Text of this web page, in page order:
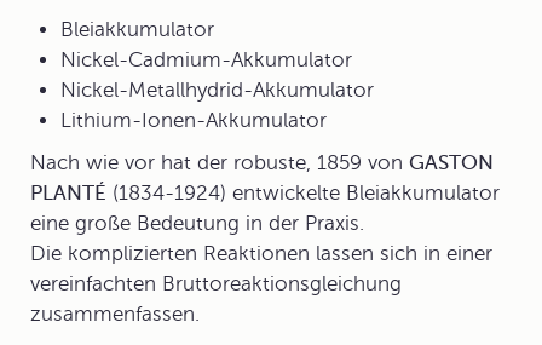
Bleiakkumulator
Nickel-Cadmium-Akkumulator
Nickel-Metallhydrid-Akkumulator
Lithium-Ionen-Akkumulator
Nach wie vor hat der robuste, 1859 von GASTON
PLANTÉ (1834-1924) entwickelte Bleiakkumulator
eine große Bedeutung in der Praxis.
Die komplizierten Reaktionen lassen sich in einer
vereinfachten Bruttoreaktionsgleichung
zusammenfassen.